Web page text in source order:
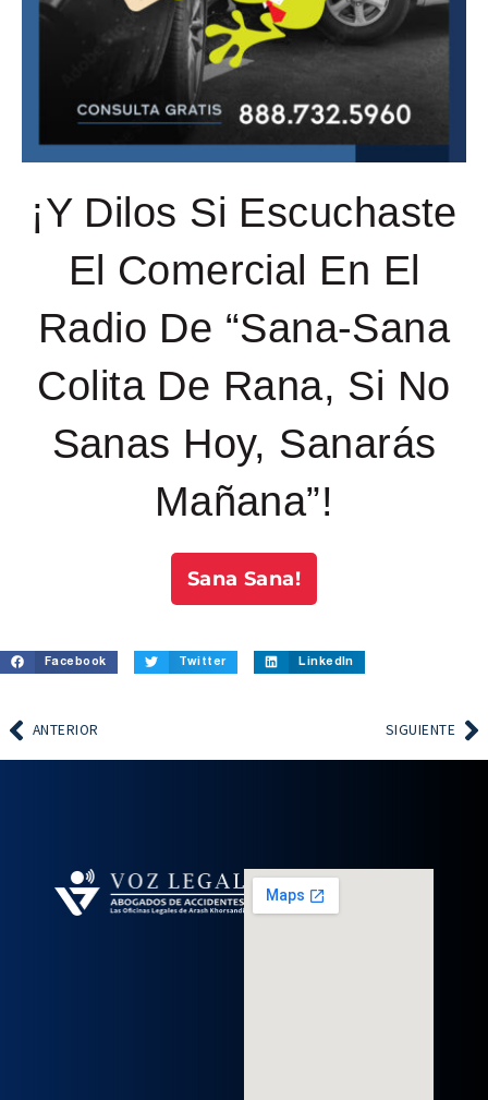
¡Y Dilos Si Escuchaste
El Comercial En El
Radio De “Sana-Sana
Colita De Rana, Si No
Sanas Hoy, Sanarás
Mañana”!
Sana Sana!
Facebook Twitter LinkedIn
ANTERIOR SIGUIENTE